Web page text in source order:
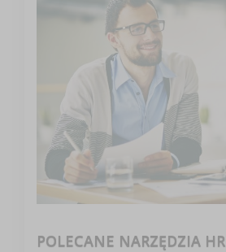
POLECANE NARZĘDZIA HR